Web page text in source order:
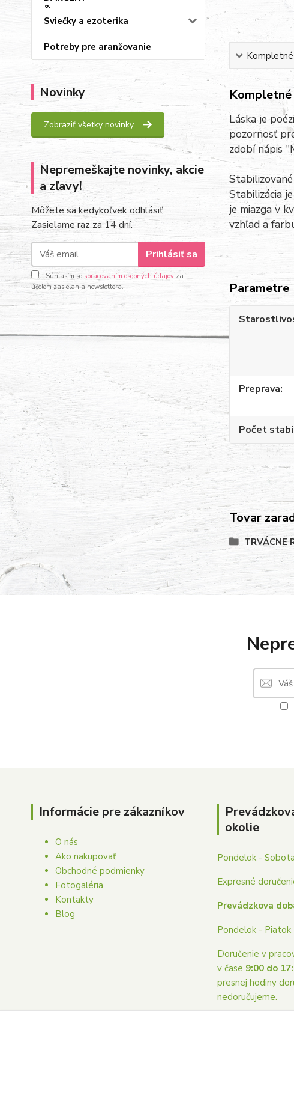
Sviečky a ezoterika
Potreby pre aranžovanie
Novinky
Zobraziť všetky novinky
Nepremeškajte novinky, akcie
a zľavy!
Môžete sa kedykoľvek odhlásiť.
Zasielame raz za 14 dní.
Prihlásiť sa
Súhlasím so spracovaním osobných údajov za
účelom zasielania newslettera.
Láska je
pozornosť
zdobí nápis
Stabilizácia
je miazga v
vzhľad a
Parametre
Preprava
Počet
Tovar
TRVÁCNE
Informácie pre zákazníkov
O nás
Ako nakupovať
Obchodné podmienky
Fotogaléria
Kontakty
Blog
okolie
Pondelok - Sobota
Expresné
Prevádzkova
Pondelok - Piatok
Doručenie v
v čase 9:00 do
presnej hodiny
nedoručujeme.